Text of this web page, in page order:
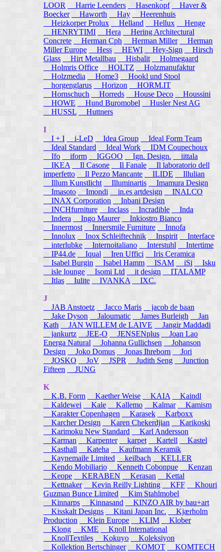
LOOR
Harrie Leenders Hasenkopf
Haver &
Boecker
Haworth Hay
Heerenhuis
Heizkorper Prolux
Helland Hellux
Henge
HENRYTIMI
Hera
Hering Architectural
Concrete
Herman Cph Herman Miller
Herman
Miller Europe
Hess HEWI Hey-Sign
Hirsch
Glass
Hirt Metallbau Hisbalit
Holmegaard
Holmris Office
HOLTZ
Holzmanufaktur
Holzmedia
Home3
Hookl und Stool
horgenglarus
Horizon
HORM.IT
Hornschuch
Horreds House Deco
Houssini
HOWE
Hund Buromobel
Husler Nest AG
HUSSL
Huttners
I
I + I
i-LeD Idea Group
Ideal Form Team
Ideal Standard
Ideal Work
IDM Coupechoux
Ifo
iform IGGOO Ign. Design.
iittala
IKEA
Il Casone Il Fanale
Il laboratorio dell
imperfetto
Il Pezzo Mancante ILIDE
Illulian
Illum Kunstlicht
Illuminartis
Imamura Design
Imasoto
Imondi in.es artdesign
INALCO
INAX Corporation
Inbani Design
INCHfurniture
Inclass Incradible
Inda
Indera
Ingo Maurer
Inkiostro Bianco
Innermost
Innersmile Furniture
Innofa
Innolux
Inox Schleiftechnik Inspirit
Interface
interlubke
Internoitaliano Interstuhl
Intertime
IP44.de
Iqual Iren Uffici
Iris Ceramica
Isabel Burgin
Isabel Hamm ISAM iSi Isku
isle lounge
Isomi Ltd it design
ITALAMP
Itlas
Iulite IVANKA IXC.
J
JAB Anstoetz
Jacco Maris
jacob de baan
Jake Dyson
Jaloumatic James Burleigh
Jan
Kath
JAN WILLEM de LAIVE
Jangir Maddadi
jankurtz JEE-O JENSENplus
Joan Lao
Energa Natural
Johanna Gullichsen
Johanson
Design
Joko Domus Jonas Ihreborn
Jori
JOSKO
JoV JSPR Judith Seng
Junction
Fifteen
JUNG
K
K.B. Form
Kaether Weise KAIA
Kaindl
Kaldewei
Kale Kallemo Kalmar
Kamism
Karakter Copenhagen
Karasek
Karboxx
Karcher Design
Karen Chekerdjian
Karikoski
Karimoku New Standard
Karl Andersson
Karman
Karpenter karpet Kartell
Kastel
Kasthall
Kateha
Kaufmann Keramik
Kaynemaile Limited keilbach
KELLER
Kendo Mobiliario
Kenneth Cobonpue
Kenzan
Keope
KERABEN Kerasan
Kettal
Kettnaker Kevin Reilly Lighting KFF
Khouri
Guzman Bunce Limited
Kim Stahlmobel
Kinnarps
Kinnasand
KINZO AIR by bau+art
Kisskalt Designs
Kitani Japan Inc.
Kjærholm
Production
Klein Europe KLIM
Klober
Klong
KME
Knoll International
KnollTextiles
Kokuyo
Koleksiyon
Kollektion Bertschinger KOMOT
KOMTECH